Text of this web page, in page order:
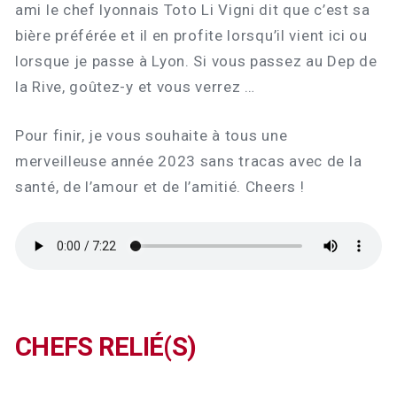
ami le chef lyonnais Toto Li Vigni dit que c’est sa
bière préférée et il en profite lorsqu’il vient ici ou
lorsque je passe à Lyon. Si vous passez au Dep de
la Rive, goûtez-y et vous verrez …
Pour finir, je vous souhaite à tous une
merveilleuse année 2023 sans tracas avec de la
santé, de l’amour et de l’amitié. Cheers !
CHEFS RELIÉ(S)